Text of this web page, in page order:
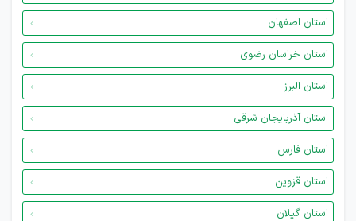
استان اصفهان
استان خراسان رضوی
استان البرز
استان آذربایجان شرقی
استان فارس
استان قزوین
استان گیلان